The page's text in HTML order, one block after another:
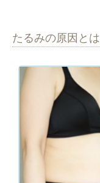
たるみの原因とは